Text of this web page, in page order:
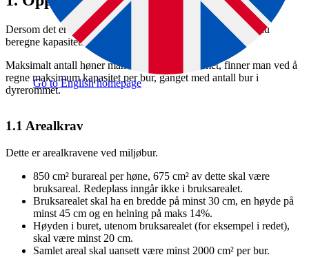
Go to English homepage
Dersom det er flere bygninger og dyrerom med høner, må du
beregne kapasiteten for hvert dyrerom.
Maksimalt antall høner man kan ha i dyrerommet, finner man ved å
regne maksimum kapasitet per bur, ganget med antall bur i
dyrerommet.
1.1 Arealkrav
Dette er arealkravene ved miljøbur.
850 cm² burareal per høne, 675 cm² av dette skal være
bruksareal. Redeplass inngår ikke i bruksarealet.
Bruksarealet skal ha en bredde på minst 30 cm, en høyde på
minst 45 cm og en helning på maks 14%.
Høyden i buret, utenom bruksarealet (for eksempel i redet),
skal være minst 20 cm.
Samlet areal skal uansett være minst 2000 cm² per bur.